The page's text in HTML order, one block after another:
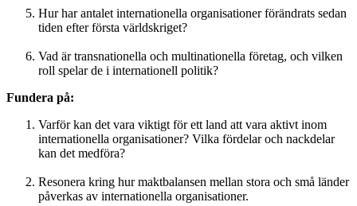
Hur har antalet internationella organisationer förändrats sedan
tiden efter första världskriget?
Vad är transnationella och multinationella företag, och vilken
roll spelar de i internationell politik?
Fundera på:
Varför kan det vara viktigt för ett land att vara aktivt inom
internationella organisationer? Vilka fördelar och nackdelar
kan det medföra?
Resonera kring hur maktbalansen mellan stora och små länder
påverkas av internationella organisationer.